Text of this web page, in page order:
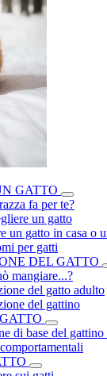
GATTO
fa per te?
un gatto
un gatto in casa o
per gatti
DEL GATTO
mangiare...?
del gatto adulto
del gattino
di base del